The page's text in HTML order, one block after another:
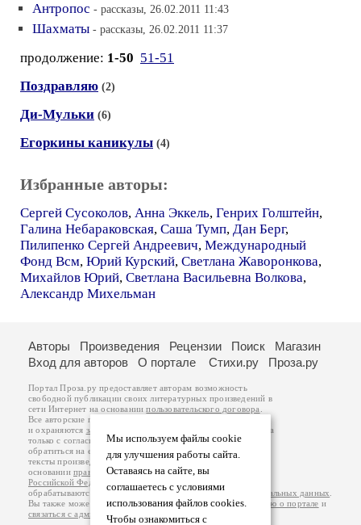
Антропос - рассказы, 26.02.2011 11:43
Шахматы - рассказы, 26.02.2011 11:37
продолжение: 1-50 51-51
Поздравляю (2)
Ди-Мульки (6)
Егоркины каникулы (4)
Избранные авторы:
Сергей Сусоколов, Анна Эккель, Генрих Голштейн,
Галина Небараковская, Саша Тумп, Дан Берг,
Пилипенко Сергей Андреевич, Международный
Фонд Всм, Юрий Курский, Светлана Жаворонкова,
Михайлов Юрий, Светлана Васильевна Волкова,
Александр Михельман
Мы используем файлы cookie
для улучшения работы сайта.
Оставаясь на сайте, вы
соглашаетесь с условиями
использования файлов cookies.
Чтобы ознакомиться с
Авторы Произведения Рецензии Поиск
Магазин
Вход для авторов
О портале Стихи.ру Проза.ру
Портал Проза.ру предоставляет авторам возможность
свободной публикации своих литературных произведений в
сети Интернет на основаниипользовательского договора
Все авторские права на произведения принадлежат авторам
и охраняются законом
. Перепечатка произведений возможна
только с согласия его автора, к которому вы можете
обратиться на его авторской странице. Ответственность за
тексты произведений авторы несут самостоятельно на
основанииправил публикацииизаконодательства
Российской Федерации
обрабатываются на основанииПолитики обработки персональных данных
Вы также можете посмотреть более подробнуюинформацию о портале и
связаться с администрацией